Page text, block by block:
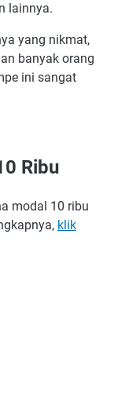
lainnya.
yang nikmat,
banyak orang
ini sangat
Ribu
modal 10 ribu
klik